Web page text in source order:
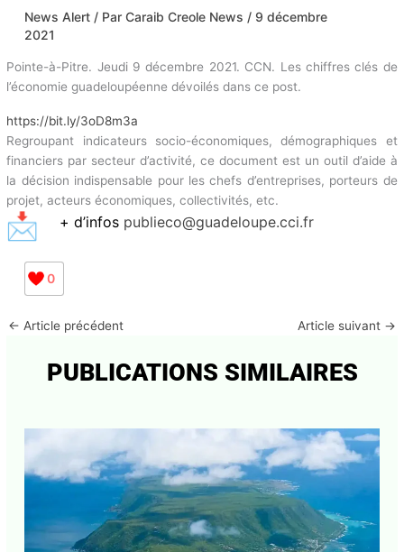
News Alert / ParCaraib Creole News / 9 décembre
2021
Pointe-à-Pitre. Jeudi 9 décembre 2021. CCN. Les chiffres clés de
l’économie guadeloupéenne dévoilés dans ce post.
https://bit.ly/3oD8m3a
Regroupant indicateurs socio-économiques, démographiques et
financiers par secteur d’activité, ce document est un outil d’aide à
la décision indispensable pour les chefs d’entreprises, porteurs de
projet, acteurs économiques, collectivités, etc.
+ d’infos publieco@guadeloupe.cci.fr
0
← Article précédent Article suivant →
PUBLICATIONS SIMILAIRES